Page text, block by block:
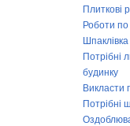
Плиткові
Роботи
Шпаклівка
Потрібні
будинку
Викласти
Потрібні